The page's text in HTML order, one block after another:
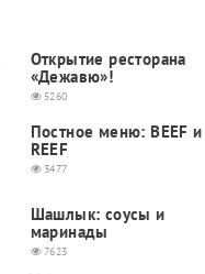
Открытие ресторана
«Дежавю»!
5260
Постное меню: BEEF и
REEF
3477
Шашлык: соусы и
маринады
7623